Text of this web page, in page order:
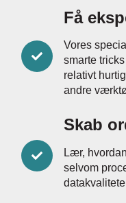
Få
Vores
smarte
relativt
andre
Skab
Lær,
selvom